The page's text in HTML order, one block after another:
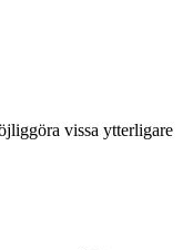
vissa ytterligare